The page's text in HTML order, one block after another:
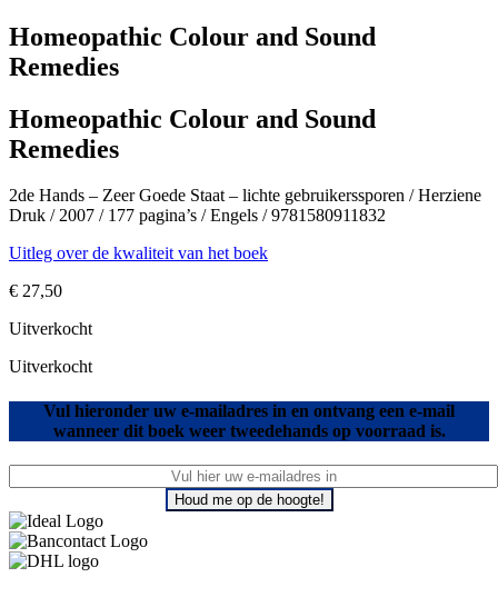
Homeopathic Colour and Sound
Remedies
Homeopathic Colour and Sound
Remedies
2de Hands – Zeer Goede Staat – lichte gebruikerssporen / Herziene
Druk / 2007 / 177 pagina’s / Engels / 9781580911832
Uitleg over de kwaliteit van het boek
€ 27,50
Uitverkocht
Uitverkocht
Vul hieronder uw e-mailadres in en ontvang een e-mail
wanneer dit boek weer tweedehands op voorraad is.
Houd me op de hoogte!